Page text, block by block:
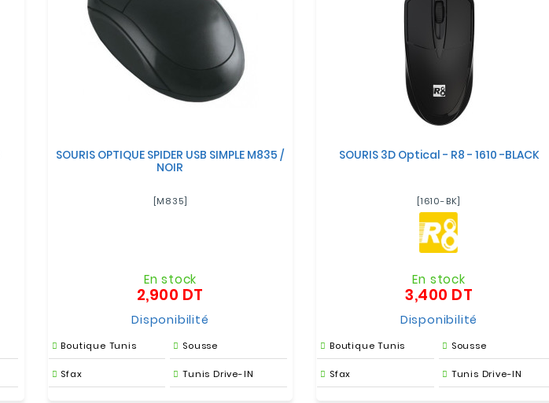
SOURIS OPTIQUE SPIDER USB SIMPLE M835 /
NOIR
[M835]
En stock
2,900 DT
Disponibilité
Boutique Tunis Sousse
Sfax Tunis Drive-IN
SOURIS 3D Optical - R8 - 1610 -BLACK
[1610-BK]
En stock
3,400 DT
Disponibilité
Boutique Tunis Sousse
Sfax Tunis Drive-IN